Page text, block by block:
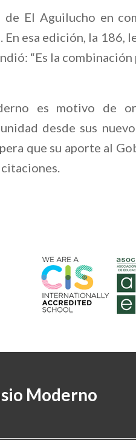
El Aguilucho en
esa edición, la 186,
“Es la
es motivo de
desde sus
que su aporte al
Moderno